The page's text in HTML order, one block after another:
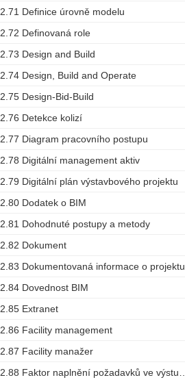
2.71 Definice úrovně modelu
2.72 Definovaná role
2.73 Design and Build
2.74 Design, Build and Operate
2.75 Design-Bid-Build
2.76 Detekce kolizí
2.77 Diagram pracovního postupu
2.78 Digitální management aktiv
2.79 Digitální plán výstavbového projektu
2.80 Dodatek o BIM
2.81 Dohodnuté postupy a metody
2.82 Dokument
2.83 Dokumentovaná informace o projektu
2.84 Dovednost BIM
2.85 Extranet
2.86 Facility management
2.87 Facility manažer